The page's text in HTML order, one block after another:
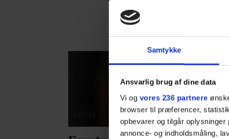
Samtykke
Ansvarlig brug af dine data
Vi og vores 236 partnere
browser til præferencer,
opbevarer og tilgår
annonce- og indholdsmåling,